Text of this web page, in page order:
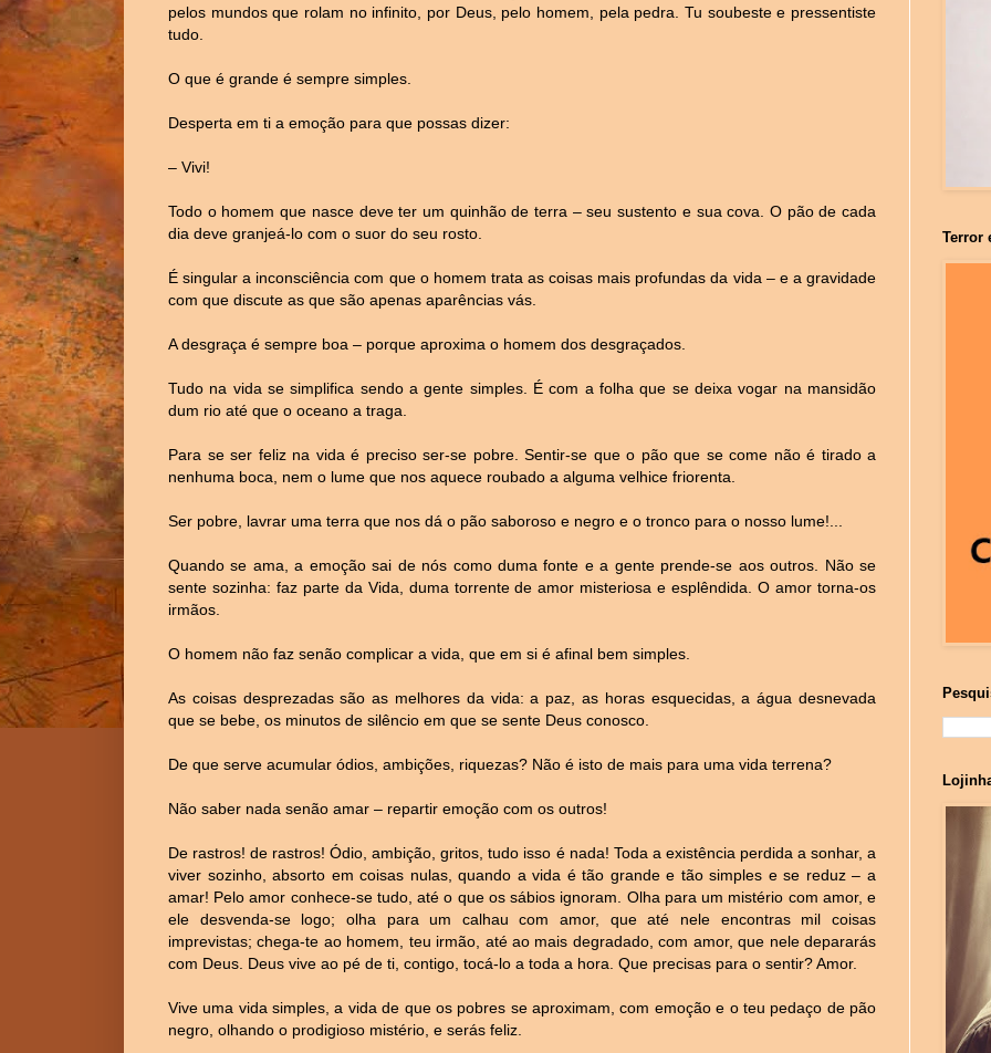
pelos mundos que rolam no infinito, por Deus, pelo homem, pela pedra. Tu soubeste e pressentiste
tudo.
O que é grande é sempre simples.
Desperta em ti a emoção para que possas dizer:
– Vivi!
Todo o homem que nasce deve ter um quinhão de terra – seu sustento e sua cova. O pão de cada
dia deve granjeá-lo com o suor do seu rosto.
É singular a inconsciência com que o homem trata as coisas mais profundas da vida – e a gravidade
com que discute as que são apenas aparências vás.
A desgraça é sempre boa – porque aproxima o homem dos desgraçados.
Tudo na vida se simplifica sendo a gente simples. É com a folha que se deixa vogar na mansidão
dum rio até que o oceano a traga.
Para se ser feliz na vida é preciso ser-se pobre. Sentir-se que o pão que se come não é tirado a
nenhuma boca, nem o lume que nos aquece roubado a alguma velhice friorenta.
Ser pobre, lavrar uma terra que nos dá o pão saboroso e negro e o tronco para o nosso lume!...
Quando se ama, a emoção sai de nós como duma fonte e a gente prende-se aos outros. Não se
sente sozinha: faz parte da Vida, duma torrente de amor misteriosa e esplêndida. O amor torna-os
irmãos.
O homem não faz senão complicar a vida, que em si é afinal bem simples.
As coisas desprezadas são as melhores da vida: a paz, as horas esquecidas, a água desnevada
que se bebe, os minutos de silêncio em que se sente Deus conosco.
De que serve acumular ódios, ambições, riquezas? Não é isto de mais para uma vida terrena?
Não saber nada senão amar – repartir emoção com os outros!
De rastros! de rastros! Ódio, ambição, gritos, tudo isso é nada! Toda a existência perdida a sonhar, a
viver sozinho, absorto em coisas nulas, quando a vida é tão grande e tão simples e se reduz – a
amar! Pelo amor conhece-se tudo, até o que os sábios ignoram. Olha para um mistério com amor, e
ele desvenda-se logo; olha para um calhau com amor, que até nele encontras mil coisas
imprevistas; chega-te ao homem, teu irmão, até ao mais degradado, com amor, que nele depararás
com Deus. Deus vive ao pé de ti, contigo, tocá-lo a toda a hora. Que precisas para o sentir? Amor.
Vive uma vida simples, a vida de que os pobres se aproximam, com emoção e o teu pedaço de pão
negro, olhando o prodigioso mistério, e serás feliz.
Terror